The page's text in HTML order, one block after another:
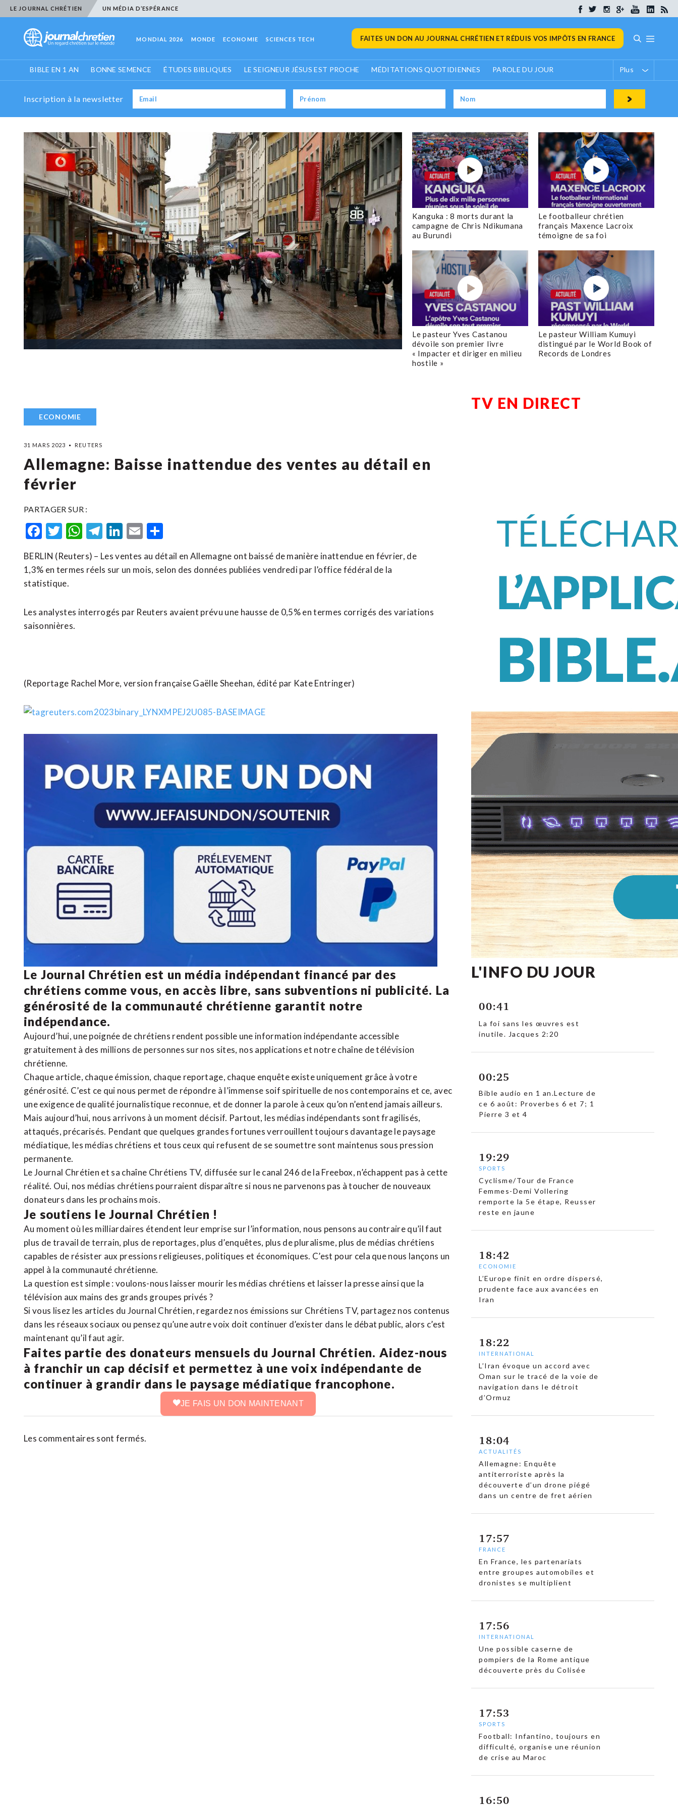
LE JOURNAL CHRÉTIEN UN MÉDIA D’ESPÉRANCE
MONDIAL 2026 MONDE ECONOMIE SCIENCES TECH FAITES UN DON AU JOURNAL CHRÉTIEN ET RÉDUIS VOS IMPÔTS EN FRANCE
BIBLE EN 1 AN BONNE SEMENCE ÉTUDES BIBLIQUES LE SEIGNEUR JÉSUS EST PROCHE MÉDITATIONS QUOTIDIENNES PAROLE DU JOUR Plus
Inscription à la newsletter
Kanguka : 8 morts durant la
campagne de Chris Ndikumana
au Burundi
Le footballeur chrétien
français Maxence Lacroix
témoigne de sa foi
Le pasteur Yves Castanou
dévoile son premier livre
« Impacter et diriger en milieu
hostile »
Le pasteur William Kumuyi
distingué par le World Book of
Records de Londres
ECONOMIE
31 MARS 2023 REUTERS
Allemagne: Baisse inattendue des ventes au détail en
février
PARTAGER SUR :
Facebook
Twitter
WhatsApp
Telegram
LinkedIn
Email
BERLIN (Reuters) – Les ventes au détail en Allemagne ont baissé de manière inattendue en février, de
1,3% en termes réels sur un mois, selon des données publiées vendredi par l’office fédéral de la
statistique.
Les analystes interrogés par Reuters avaient prévu une hausse de 0,5% en termes corrigés des variations
saisonnières.
(Reportage Rachel More, version française Gaëlle Sheehan, édité par Kate Entringer)
Le Journal Chrétien est un média indépendant financé par des
chrétiens comme vous, en accès libre, sans subventions ni publicité. La
générosité de la communauté chrétienne garantit notre
indépendance.
Aujourd’hui, une poignée de chrétiens rendent possible une information indépendante accessible
gratuitement à des millions de personnes sur nos sites, nos applications et notrechaîne de télévision
chrétienne.
Chaque article, chaque émission, chaque reportage, chaque enquête existe uniquement grâce à votre
générosité. C’est ce qui nous permet de répondre à l’immense soif spirituelle de nos contemporains et ce, avec
une exigence de qualité journalistique reconnue, et de donner la parole à ceux qu’on n’entend jamais ailleurs.
Mais aujourd’hui, nous arrivons à un moment décisif. Partout, les médias indépendants sont fragilisés,
attaqués, précarisés. Pendant que quelques grandes fortunes verrouillent toujours davantage le paysage
médiatique, les médias chrétiens et tous ceux qui refusent de se soumettre sont maintenus sous pression
permanente.
Le Journal Chrétien et sa chaîne Chrétiens TV, diffusée sur le canal 246 de la Freebox, n’échappent pas à cette
réalité. Oui, nos médias chrétiens pourraient disparaître si nous ne parvenons pas à toucher de nouveaux
donateurs dans les prochains mois.
Je soutiens le Journal Chrétien !
Au moment où les milliardaires étendent leur emprise sur l’information, nous pensons au contraire qu’il faut
plus de travail de terrain, plus de reportages, plus d’enquêtes, plus de pluralisme, plus de médias chrétiens
capables de résister aux pressions religieuses, politiques et économiques. C’est pour cela que nous lançons un
appel à la communauté chrétienne.
La question est simple : voulons-nous laisser mourir les médias chrétiens et laisser la presse ainsi que la
télévision aux mains des grands groupes privés ?
Si vous lisez les articles du Journal Chrétien, regardez nos émissions sur Chrétiens TV, partagez nos contenus
dans les réseaux sociaux ou pensez qu’une autre voix doit continuer d’exister dans le débat public, alors c’est
maintenant qu’il faut agir.
Faites partie des donateurs mensuels du Journal Chrétien. Aidez-nous
à franchir un cap décisif et permettez à une voix indépendante de
continuer à grandir dans le paysage médiatique francophone.
JE FAIS UN DON MAINTENANT
Les commentaires sont fermés.
TV EN DIRECT
L'INFO DU JOUR
00:41
La foi sans les œuvres est
inutile. Jacques 2:20
00:25
Bible audio en 1 an.Lecture de
ce 6 août: Proverbes 6 et 7; 1
Pierre 3 et 4
19:29
SPORTS
Cyclisme/Tour de France
Femmes-Demi Vollering
remporte la 5e étape, Reusser
reste en jaune
18:42
ECONOMIE
L’Europe finit en ordre dispersé,
prudente face aux avancées en
Iran
18:22
INTERNATIONAL
L’Iran évoque un accord avec
Oman sur le tracé de la voie de
navigation dans le détroit
d’Ormuz
18:04
ACTUALITÉS
Allemagne: Enquête
antiterroriste après la
découverte d’un drone piégé
dans un centre de fret aérien
17:57
FRANCE
En France, les partenariats
entre groupes automobiles et
dronistes se multiplient
17:56
INTERNATIONAL
Une possible caserne de
pompiers de la Rome antique
découverte près du Colisée
17:53
SPORTS
Football: Infantino, toujours en
difficulté, organise une réunion
de crise au Maroc
16:50